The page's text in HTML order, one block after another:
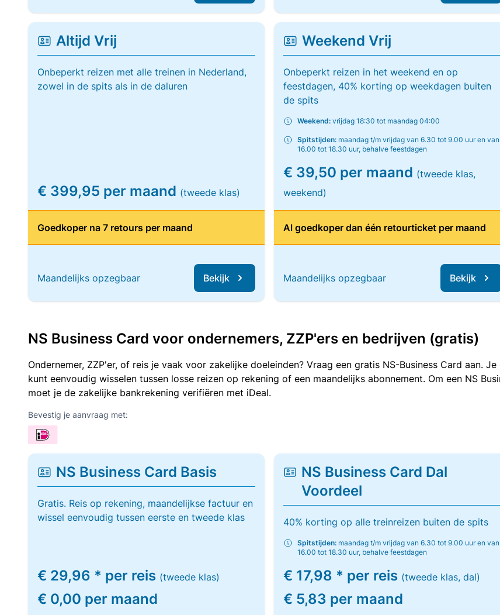
Altijd Vrij
Onbeperkt reizen met alle treinen in Nederland,
zowel in de spits als in de daluren
€ 399,95 per maand (tweede klas)
Goedkoper na 7 retours per maand
Maandelijks opzegbaar Bekijk
Weekend Vrij
Onbeperkt reizen in het weekend en op
feestdagen, 40% korting op weekdagen buiten
de spits
Weekend: vrijdag 18:30 tot maandag 04:00
Spitstijden: maandag t/m vrijdag van 6.30 tot 9.00 uur en van
16.00 tot 18.30 uur, behalve feestdagen
€ 39,50 per maand (tweede klas,
weekend)
Al goedkoper dan één retourticket per maand
Maandelijks opzegbaar Bekijk
NS Business Card voor ondernemers, ZZP'ers en bedrijven (gratis)
Ondernemer, ZZP'er, of reis je vaak voor zakelijke doeleinden? Vraag een gratis NS-Business Card aan.
kunt eenvoudig wisselen tussen losse reizen op rekening of een maandelijks abonnement. Om een NS
moet je de zakelijke bankrekening verifiëren met iDeal.
Bevestig je aanvraag met:
NS Business Card Basis
Gratis. Reis op rekening, maandelijkse factuur en
wissel eenvoudig tussen eerste en tweede klas
€ 29,96 * per reis (tweede klas)
€ 0,00 per maand
NS Business Card Dal
Voordeel
40% korting op alle treinreizen buiten de spits
Spitstijden: maandag t/m vrijdag van 6.30 tot 9.00 uur en van
16.00 tot 18.30 uur, behalve feestdagen
€ 17,98 * per reis (tweede klas, dal)
€ 5,83 per maand